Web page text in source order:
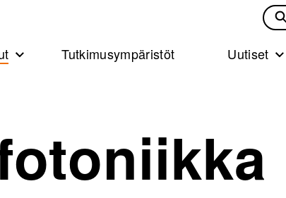
Hae
Tutkimusympäristöt Uutiset